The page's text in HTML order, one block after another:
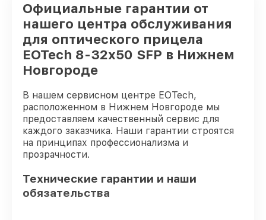
Официальные гарантии от
нашего центра обслуживания
для оптического прицела
EOTech 8-32x50 SFP в Нижнем
Новгороде
В нашем сервисном центре EOTech,
расположенном в Нижнем Новгороде мы
предоставляем качественный сервис для
каждого заказчика. Наши гарантии строятся
на принципах профессионализма и
прозрачности.
Технические гарантии и наши
обязательства